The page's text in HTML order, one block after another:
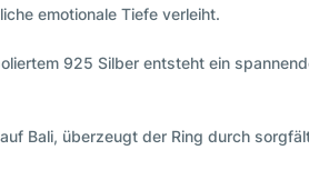
emotionale Tiefe verleiht.
925 Silber entsteht ein
Bali, überzeugt der Ring durch